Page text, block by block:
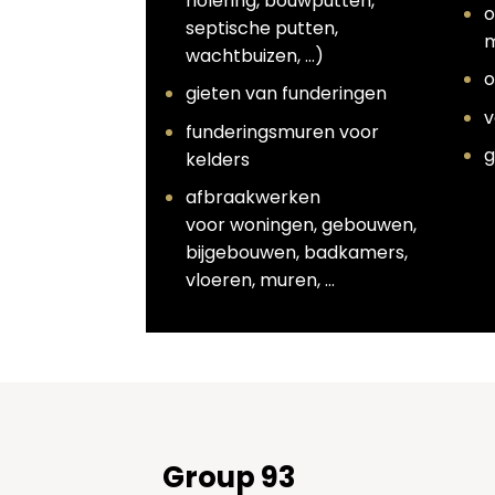
septische putten,
wachtbuizen, …)
gieten van funderingen
funderingsmuren voor
kelders
afbraakwerken
voor woningen, gebouwen,
bijgebouwen, badkamers,
vloeren, muren, …
Group 93